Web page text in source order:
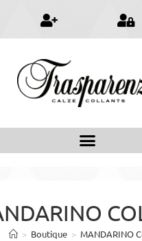
> Boutique > MANDARINO